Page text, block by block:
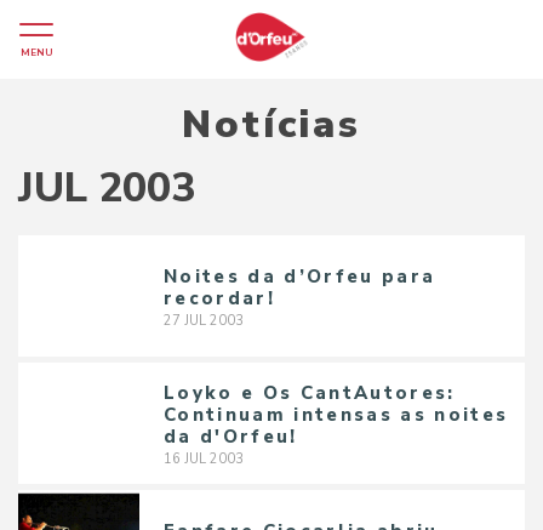
MENU
Notícias
JUL 2003
Noites da d’Orfeu para
recordar!
27 JUL 2003
Loyko e Os CantAutores:
Continuam intensas as noites
da d'Orfeu!
16 JUL 2003